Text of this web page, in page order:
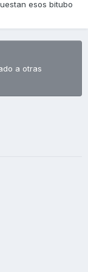
esos bitubo
a otras